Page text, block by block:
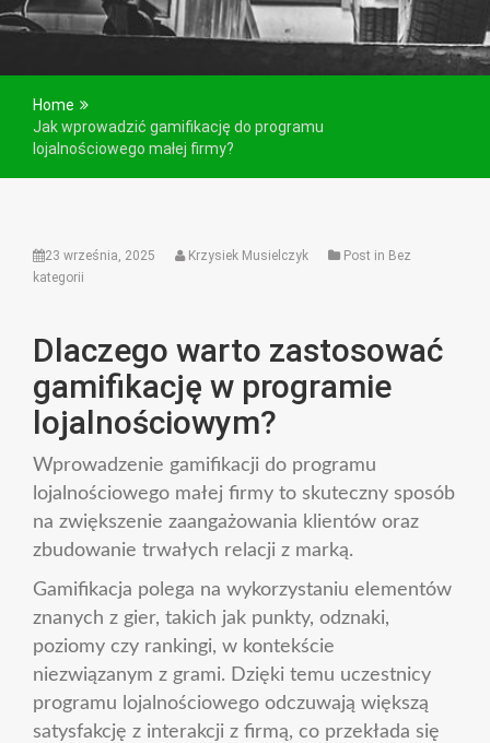
Home
Jak wprowadzić gamifikację do programu
lojalnościowego małej firmy?
23 września, 2025 Krzysiek Musielczyk
Post in Bez
kategorii
Dlaczego warto zastosować
gamifikację w programie
lojalnościowym?
Wprowadzenie gamifikacji do programu
lojalnościowego małej firmy to skuteczny sposób
na zwiększenie zaangażowania klientów oraz
zbudowanie trwałych relacji z marką.
Gamifikacja polega na wykorzystaniu elementów
znanych z gier, takich jak punkty, odznaki,
poziomy czy rankingi, w kontekście
niezwiązanym z grami. Dzięki temu uczestnicy
programu lojalnościowego odczuwają większą
satysfakcję z interakcji z firmą, co przekłada się